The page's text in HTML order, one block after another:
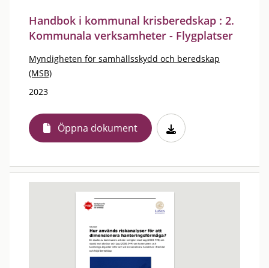
Handbok i kommunal krisberedskap : 2.
Kommunala verksamheter - Flygplatser
Myndigheten för samhällsskydd och beredskap
(MSB)
2023
Öppna dokument